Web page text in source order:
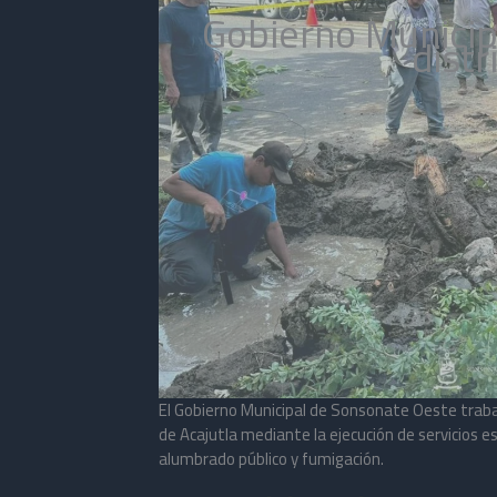
Gobierno
El Gobierno Municipal de Sonsonate Oeste
de Acajutla mediante la ejecución de servicios
alumbrado público y fumigación.